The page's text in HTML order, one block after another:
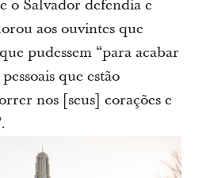
o Salvador defendia e
aos ouvintes que
pudessem “para acabar
que estão
nos [seus] corações e